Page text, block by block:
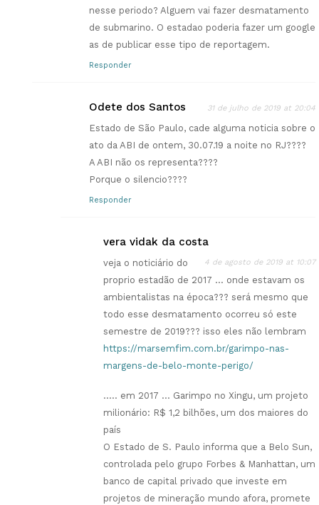
nesse periodo? Alguem vai fazer desmatamento
de submarino. O estadao poderia fazer um google
as de publicar esse tipo de reportagem.
Responder
Odete dos Santos 31 de julho de 2019 at 20:04
Estado de São Paulo, cade alguma noticia sobre o
ato da ABI de ontem, 30.07.19 a noite no RJ????
A ABI não os representa????
Porque o silencio????
Responder
vera vidak da costa
4 de agosto de 2019 at 10:07
veja o noticiário do
proprio estadão de 2017 … onde estavam os
ambientalistas na época??? será mesmo que
todo esse desmatamento ocorreu só este
semestre de 2019??? isso eles não lembram
https://marsemfim.com.br/garimpo-nas-
margens-de-belo-monte-perigo/
….. em 2017 … Garimpo no Xingu, um projeto
milionário: R$ 1,2 bilhões, um dos maiores do
país
O Estado de S. Paulo informa que a Belo Sun,
controlada pelo grupo Forbes & Manhattan, um
banco de capital privado que investe em
projetos de mineração mundo afora, promete